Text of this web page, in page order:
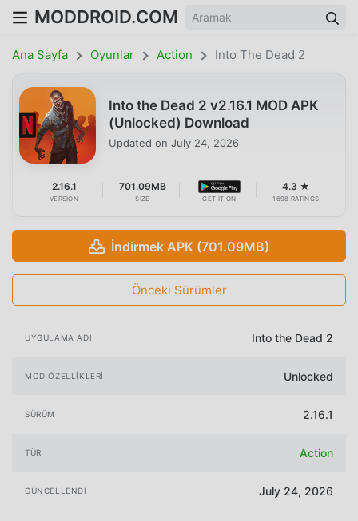
MODDROID.COM
Ana Sayfa Oyunlar Action Into The Dead 2
Into the Dead 2 v2.16.1 MOD APK
(Unlocked) Download
Updated on July 24, 2026
2.16.1
VERSION
701.09MB
SIZE GET IT ON
4.3 ★
1698 RATINGS
İndirmek APK (701.09MB)
Önceki Sürümler
UYGULAMA ADI Into the Dead 2
MOD ÖZELLIKLERI Unlocked
SÜRÜM 2.16.1
TÜR Action
GÜNCELLENDI July 24, 2026